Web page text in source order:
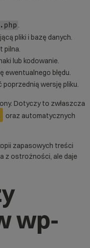
.
pliki i bazę danych.
pilna.
lub kodowanie.
ewentualnego błędu.
poprzednią wersję pliku.
Dotyczy to zwłaszcza
oraz automatycznych
zapasowych treści
z ostrożności, ale daje
wp-